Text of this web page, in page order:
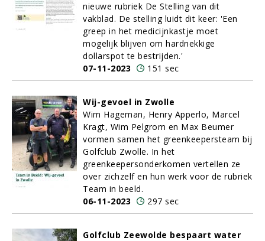
nieuwe rubriek De Stelling van dit
vakblad. De stelling luidt dit keer: 'Een
greep in het medicijnkastje moet
mogelijk blijven om hardnekkige
dollarspot te bestrijden.'
07-11-2023
151 sec
Wij-gevoel in Zwolle
Wim Hageman, Henry Apperlo, Marcel
Kragt, Wim Pelgrom en Max Beumer
vormen samen het greenkeepersteam bij
Golfclub Zwolle. In het
greenkeepersonderkomen vertellen ze
over zichzelf en hun werk voor de rubriek
Team in beeld.
06-11-2023
297 sec
Golfclub Zeewolde bespaart water